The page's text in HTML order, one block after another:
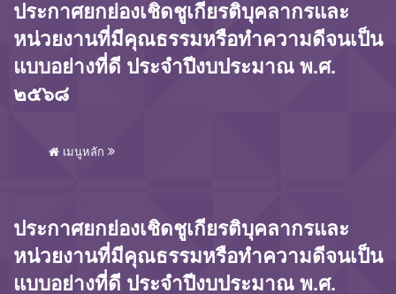
ประกาศยกย่องเชิดชูเกียรติบุคลากรและ
หน่วยงานที่มีคุณธรรมหรือทำความดีจนเป็น
แบบอย่างที่ดี ประจำปีงบประมาณ พ.ศ.
๒๕๖๘
เมนูหลัก
ประกาศยกย่องเชิดชูเกียรติบุคลากรและ
หน่วยงานที่มีคุณธรรมหรือทำความดีจนเป็น
แบบอย่างที่ดี ประจำปีงบประมาณ พ.ศ.